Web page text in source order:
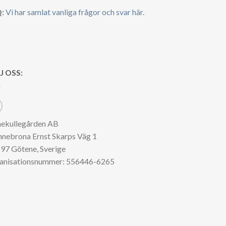
Vi har samlat vanliga frågor och svar här.
OSS:
AB
Ernst Skarps Väg 1
Götene, Sverige
556446-6265